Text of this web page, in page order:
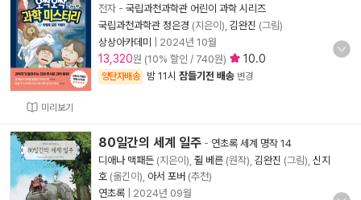
미리보기
전자 - 국립과천과학관 어린이 과학 시리즈
국립과천과학관 정은경 (지은이), 김완진 (그림)
상상아카데미
2024년 10월
13,320원 (10% 할인 / 740원) 10.0
양탄자배송 밤 11시 잠들기전 배송 변경
80일간의 세계 일주 - 연초록 세계 명작 14
디애나 맥패든 (지은이), 쥘 베른 (원작), 김완진 (그림), 신지
호 (옮긴이), 아서 포버 (추천)
연초록
2024년 09월